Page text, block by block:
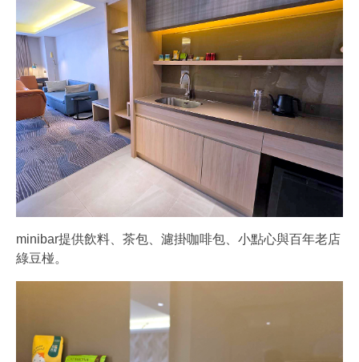
minibar提供飲料、茶包、濾掛咖啡包、小點心與百年老店
綠豆椪。